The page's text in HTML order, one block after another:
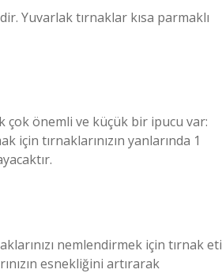
Yuvarlak tırnaklar kısa parmaklı
çok önemli ve küçük bir ipucu var:
için tırnaklarınızın yanlarında 1
nemlendirmek için tırnak eti
esnekliğini artırarak